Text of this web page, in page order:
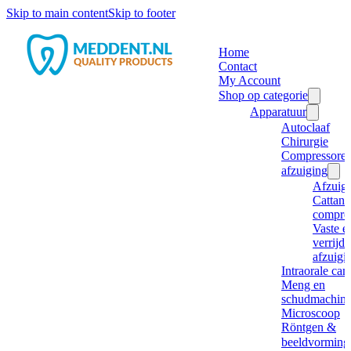
Skip to main contentSkip to footer
Home
Contact
My Account
Shop op categorie
Apparatuur
Autoclaaf
Chirurgie
afzuiging
Cattani
Vaste
Intraorale
Meng en
Microscoop
Röntgen &
beeldvorming